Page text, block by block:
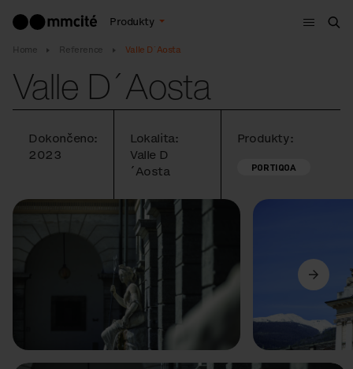
Produkty
Menu
Home Reference Valle D´Aosta
Valle D´Aosta
Dokončeno:
2023
Lokalita:
Valle D
´Aosta
Produkty:
PORTIQOA
Předchozí Další